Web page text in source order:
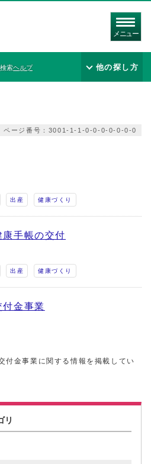
メニュー
検索ヘルプ 他の探し方
ページ番号：3001-1-1-0-0-0-0-0-0-0
出産 健康づくり
手帳の交付
出産 健康づくり
金事業
付金事業に関する情報を掲載してい
リ